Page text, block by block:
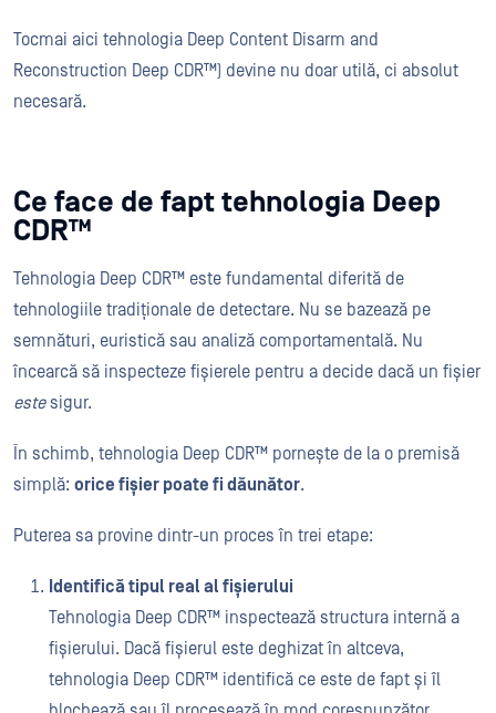
Tocmai aici tehnologia Deep Content Disarm and
Reconstruction Deep CDR™) devine nu doar utilă, ci absolut
necesară.
Ce face de fapt tehnologia Deep
CDR™
Tehnologia Deep CDR™ este fundamental diferită de
tehnologiile tradiționale de detectare. Nu se bazează pe
semnături, euristică sau analiză comportamentală. Nu
încearcă să inspecteze fișierele pentru a decide dacă un fișier
estesigur.
În schimb, tehnologia Deep CDR™ pornește de la o premisă
simplă: orice fișier poate fi dăunător.
Puterea sa provine dintr-un proces în trei etape:
Identifică tipul real al fișierului
Tehnologia Deep CDR™ inspectează structura internă a
fișierului. Dacă fișierul este deghizat în altceva,
tehnologia Deep CDR™ identifică ce este de fapt și îl